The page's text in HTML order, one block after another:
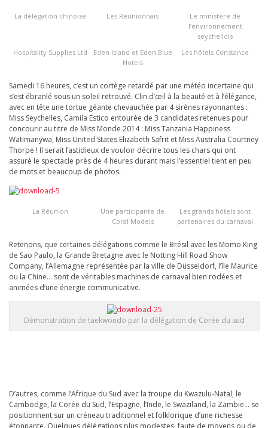
La délégation chinoise Les Réunionnais
Le ministère de
l’environnement
seychellois
Hospitality Supplies Ltd
Eden Island et Eden Blue
Hotels
Les hôtels Constance
Samedi 16 heures, c’est un cortège retardé par une météo incertaine qui
s’est ébranlé sous un soleil retrouvé. Clin d’œil à la beauté et à l’élégance,
avec en tête une tortue géante chevauchée par 4 sirènes rayonnantes :
Miss Seychelles, Camila Estico entourée de 3 candidates retenues pour
concourir au titre de Miss Monde 2014 : Miss Tanzania Happiness
Watimanywa, Miss United States Elizabeth Safrit et Miss Australia Courtney
Thorpe ! Il serait fastidieux de vouloir décrire tous les chars qui ont
assuré le spectacle près de 4 heures durant mais l’essentiel tient en peu
de mots et beaucoup de photos.
La Réunion
Une participante de
Coral Models
Les grands hôtels sont
partenaires du carnaval
Retenons, que certaines délégations comme le Brésil avec les Momo King
de Sao Paulo, la Grande Bretagne avec le Notting Hill Road Show
Company, l’Allemagne représentée par la ville de Düsseldorf, l’île Maurice
ou la Chine… sont de véritables machines de carnaval bien rodées et
animées d’une énergie communicative.
Démonstration de taekwondo par la délégation de Corée du sud
D’autres, comme l’Afrique du Sud avec la troupe du Kwazulu-Natal, le
Cambodge, la Corée du Sud, l’Espagne, l’Inde, le Swaziland, la Zambie… se
positionnent sur un créneau traditionnel et folklorique d’une richesse
étonnante. Quelques délégations plus modestes, faute de moyens ou de